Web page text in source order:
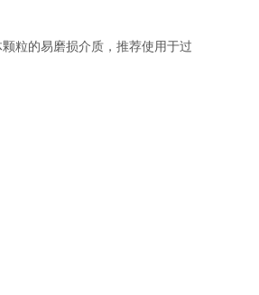
粒的易磨损介质，推荐使用于过